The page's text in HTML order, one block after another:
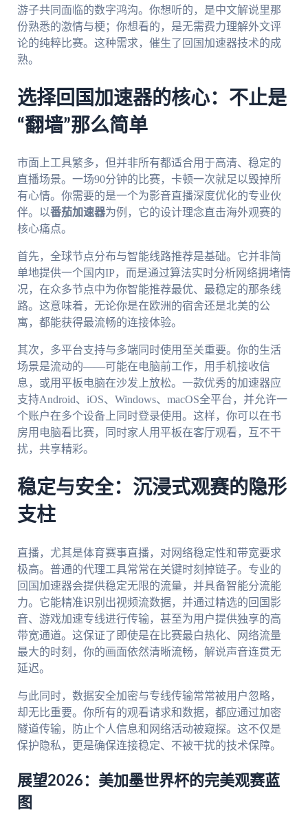
游子共同面临的数字鸿沟。你想听的，是中文解说里那
份熟悉的激情与梗；你想看的，是无需费力理解外文评
论的纯粹比赛。这种需求，催生了回国加速器技术的成
熟。
选择回国加速器的核心：不止是
“翻墙”那么简单
市面上工具繁多，但并非所有都适合用于高清、稳定的
直播场景。一场90分钟的比赛，卡顿一次就足以毁掉所
有心情。你需要的是一个为影音直播深度优化的专业伙
伴。以番茄加速器为例，它的设计理念直击海外观赛的
核心痛点。
首先，全球节点分布与智能线路推荐是基础。它并非简
单地提供一个国内IP，而是通过算法实时分析网络拥堵情
况，在众多节点中为你智能推荐最优、最稳定的那条线
路。这意味着，无论你是在欧洲的宿舍还是北美的公
寓，都能获得最流畅的连接体验。
其次，多平台支持与多端同时使用至关重要。你的生活
场景是流动的——可能在电脑前工作，用手机接收信
息，或用平板电脑在沙发上放松。一款优秀的加速器应
支持Android、iOS、Windows、macOS全平台，并允许一
个账户在多个设备上同时登录使用。这样，你可以在书
房用电脑看比赛，同时家人用平板在客厅观看，互不干
扰，共享精彩。
稳定与安全：沉浸式观赛的隐形
支柱
直播，尤其是体育赛事直播，对网络稳定性和带宽要求
极高。普通的代理工具常常在关键时刻掉链子。专业的
回国加速器会提供稳定无限的流量，并具备智能分流能
力。它能精准识别出视频流数据，并通过精选的回国影
音、游戏加速专线进行传输，甚至为用户提供独享的高
带宽通道。这保证了即使是在比赛最白热化、网络流量
最大的时刻，你的画面依然清晰流畅，解说声音连贯无
延迟。
与此同时，数据安全加密与专线传输常常被用户忽略，
却无比重要。你所有的观看请求和数据，都应通过加密
隧道传输，防止个人信息和网络活动被窥探。这不仅是
保护隐私，更是确保连接稳定、不被干扰的技术保障。
展望2026：美加墨世界杯的完美观赛蓝
图